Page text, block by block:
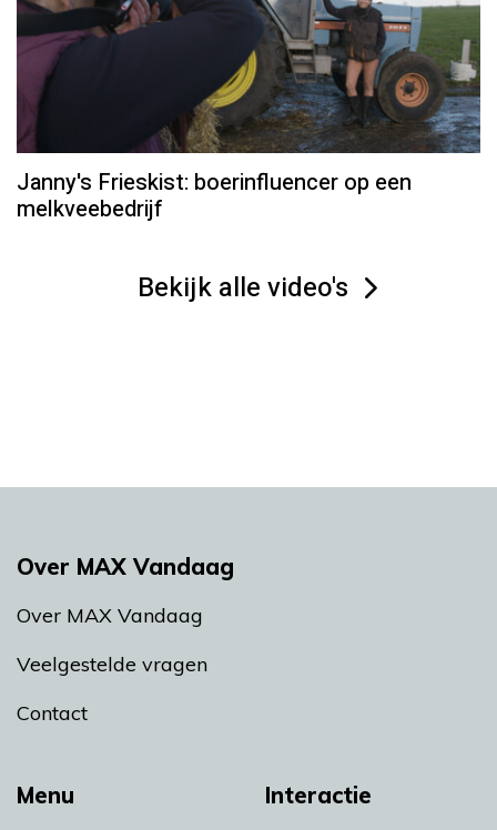
Janny's Frieskist: boerinfluencer op een
melkveebedrijf
Bekijk alle video's
Menu Interactie
Over MAX Vandaag
Over MAX Vandaag
Veelgestelde vragen
Contact